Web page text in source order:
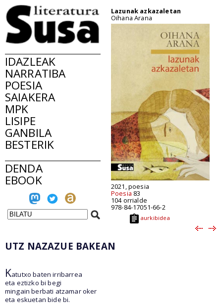
IDAZLEAK
NARRATIBA
POESIA
SAIAKERA
MPK
LISIPE
GANBILA
BESTERIK
DENDA
EBOOK
Lazunak azkazaletan
Oihana Arana
2021, poesia
Poesia 83
104 orrialde
978-84-17051-66-2
aurkibidea
UTZ NAZAZUE BAKEAN
Katutxo baten irribarrea
eta eztizko bi begi
mingain berbati atzamar oker
eta eskuetan bide bi.